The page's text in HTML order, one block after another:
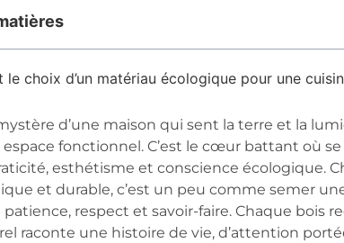
le choix d’un matériau écologique pour une
d’une maison qui sent la terre et la
fonctionnel. C’est le cœur battant où
esthétisme et conscience écologique.
et durable, c’est un peu comme semer
respect et savoir-faire. Chaque bois
raconte une histoire de vie, d’attention